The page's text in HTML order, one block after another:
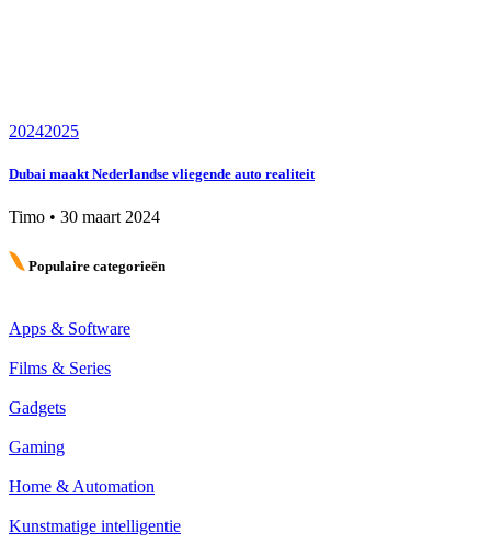
20242025
Dubai maakt Nederlandse vliegende auto realiteit
Timo • 30 maart 2024
Populaire categorieën
Apps & Software
Films & Series
Gadgets
Gaming
Home & Automation
Kunstmatige intelligentie